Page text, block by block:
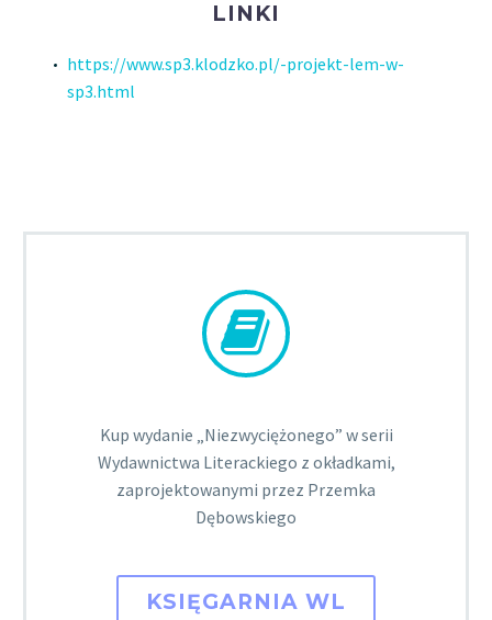
LINKI
https://www.sp3.klodzko.pl/-projekt-lem-w-
sp3.html


Kup wydanie „Niezwyciężonego” w serii
Wydawnictwa Literackiego z okładkami,
zaprojektowanymi przez Przemka
Dębowskiego
KSIĘGARNIA WL